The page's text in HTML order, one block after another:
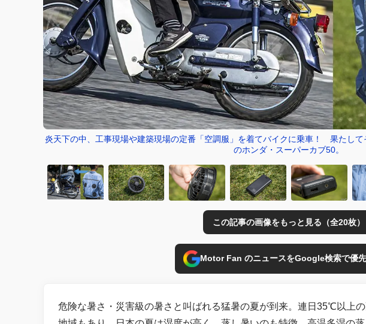
炎天下の中、工事現場や建築現場の定番「空調服」を着てバイクに乗車！ 果たし
のホンダ・スーパーカブ50。
この記事の画像をもっと見る（全20枚）
Motor Fan のニュースをGoogle検索で優
危険な暑さ・災害級の暑さと叫ばれる猛暑の夏が到来。連日35℃以上